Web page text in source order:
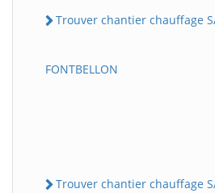
Trouver chantier chauffage
FONTBELLON
Trouver chantier chauffage